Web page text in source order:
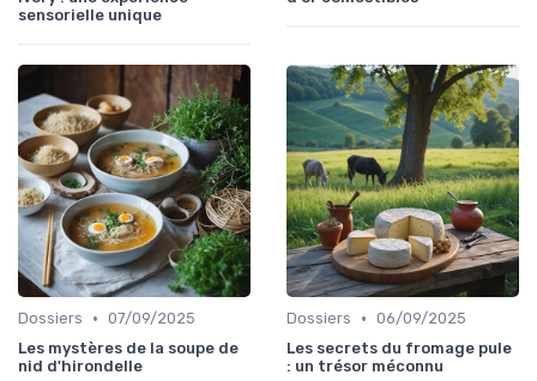
sensorielle unique
Dossiers • 07/09/2025
Les mystères de la soupe de
nid d'hirondelle
Dossiers • 06/09/2025
Les secrets du fromage pule
: un trésor méconnu